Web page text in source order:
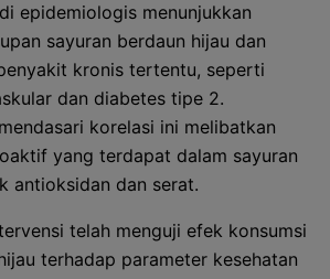
epidemiologis menunjukkan
sayuran berdaun hijau dan
kronis tertentu, seperti
dan diabetes tipe 2.
korelasi ini melibatkan
yang terdapat dalam sayuran
antioksidan dan serat.
telah menguji efek konsumsi
terhadap parameter kesehatan